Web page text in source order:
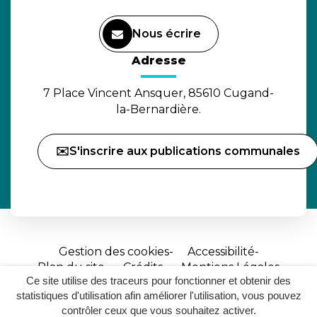
Ce site utilise des traceurs pour fonctionner et obtenir des
statistiques d'utilisation afin améliorer l'utilisation, vous pouvez
contrôler ceux que vous souhaitez activer.
Nous écrire
(ouverture dans un nouvel
Adresse
7 Place Vincent Ansquer, 85610 Cugand-
la-Bernardière.
✉️S'inscrire aux publications communales
Gestion des cookies
Accessibilité
Plan du site
Crédits
Mentions Légales
Site
réalisé